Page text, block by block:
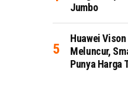
Jumbo
Huawei Vison
Meluncur,
Punya Harga